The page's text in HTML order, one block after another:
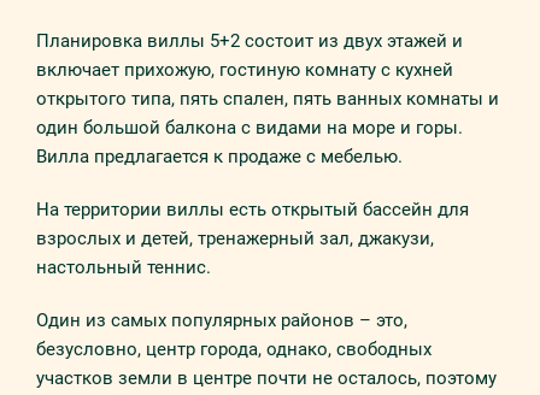
Планировка виллы 5+2 состоит из двух этажей и
включает прихожую, гостиную комнату с кухней
открытого типа, пять спален, пять ванных комнаты и
один большой балкона с видами на море и горы.
Вилла предлагается к продаже с мебелью.
На территории виллы есть открытый бассейн для
взрослых и детей, тренажерный зал, джакузи,
настольный теннис.
Один из самых популярных районов – это,
безусловно, центр города, однако, свободных
участков земли в центре почти не осталось, поэтому